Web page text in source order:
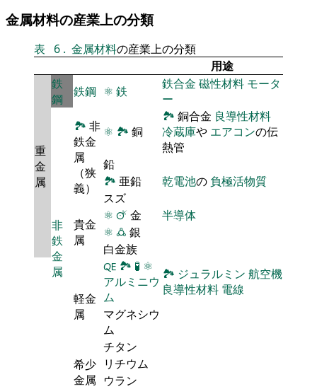
金属材料の産業上の分類
表 6 . 金属材料の産業上の分類
用途
重
金
属
鉄
鋼
鉄鋼 ⚛ 鉄 鉄合金 磁性材料 モータ
ー
非
鉄
金
属
🏞 非
鉄金
属
（狭
義）
⚛ 🏞 銅
🏞 銅合金 良導性材料
冷蔵庫や エアコンの伝
熱管
鉛
🏞 亜鉛 乾電池の 負極活物質
スズ
貴金
属
⚛ 🜚 金
半導体
⚛ 🜛 銀
白金族
軽金
属
🜀 🏞 🧪 ⚛
アルミニウ
ム
🏞 ジュラルミン 航空機
良導性材料 電線
マグネシウ
ム
チタン
希少
金属
リチウム
ウラン